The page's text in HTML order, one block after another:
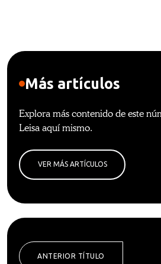
Más artículos
Explora más contenido de este
Leisa aquí mismo.
VER MÁS ARTÍCULOS
ANTERIOR TÍTULO